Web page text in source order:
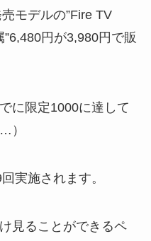
モデルの”Fire TV
円が3,980円で販
に限定1000に達して
）
実施されます。
見ることができるペ